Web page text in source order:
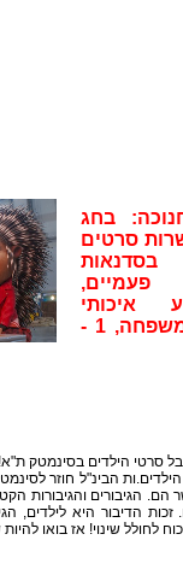
בחג
סרטים
פעמיים,
איכותי
לילדים.ות ולכל המשפחה, 1 -
סרטי הילדים בסינמטק
הבינ"ל חוזר
הם. הגיבורים והגיבורות
הדיבור היא לילדים,
לחולל שינוי! אז בואו להיות